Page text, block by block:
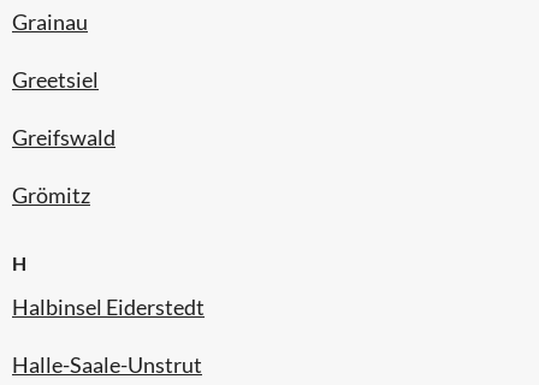
Grainau
Greetsiel
Greifswald
Grömitz
H
Halbinsel Eiderstedt
Halle-Saale-Unstrut